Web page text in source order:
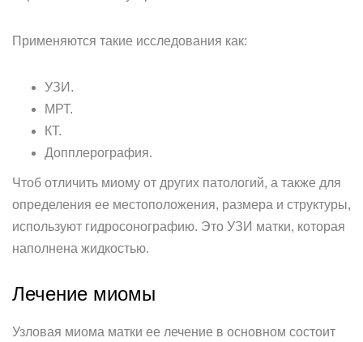
Применяются такие исследования как:
УЗИ.
МРТ.
КТ.
Допплерография.
Чтоб отличить миому от других патологий, а также для
определения ее местоположения, размера и структуры,
используют гидросонографию. Это УЗИ матки, которая
наполнена жидкостью.
Лечение миомы
Узловая миома матки ее лечение в основном состоит